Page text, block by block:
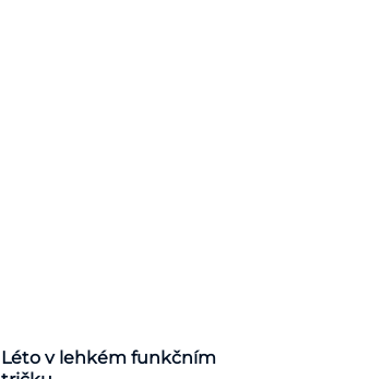
Léto v lehkém funkčním